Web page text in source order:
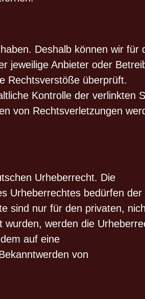
Deshalb können wir für
jeweilige Anbieter oder
Rechtsverstöße überprüft.
Kontrolle der verlinkten
von Rechtsverletzungen
Urheberrecht. Die
Urheberrechtes bedürfen der
sind nur für den privaten,
werden die
auf eine
von